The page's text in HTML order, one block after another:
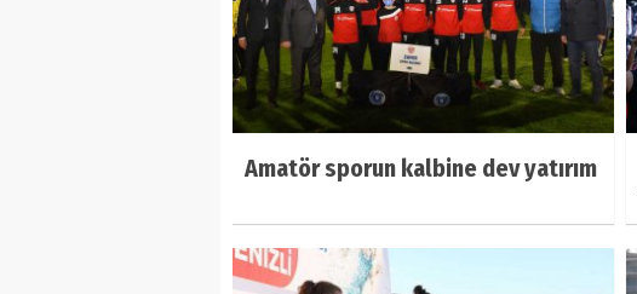
Amatör sporun kalbine dev yatırım